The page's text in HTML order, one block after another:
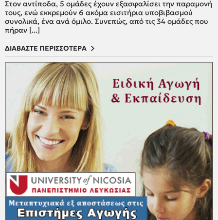
Στον αντίποδα, 5 ομάδες έχουν εξασφαλίσει την παραμονή
τους, ενώ εκκρεμούν 6 ακόμα εισιτήρια υποβιβασμού
συνολικά, ένα ανά όμιλο. Συνεπώς, από τις 34 ομάδες που
πήραν [...]
ΔΙΑΒΑΣΤΕ ΠΕΡΙΣΣΟΤΕΡΑ